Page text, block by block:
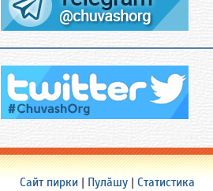
Сайт пирки | Пулӑшу | Статистика